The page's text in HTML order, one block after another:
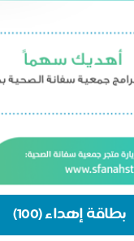
بطاقة إهداء (100)